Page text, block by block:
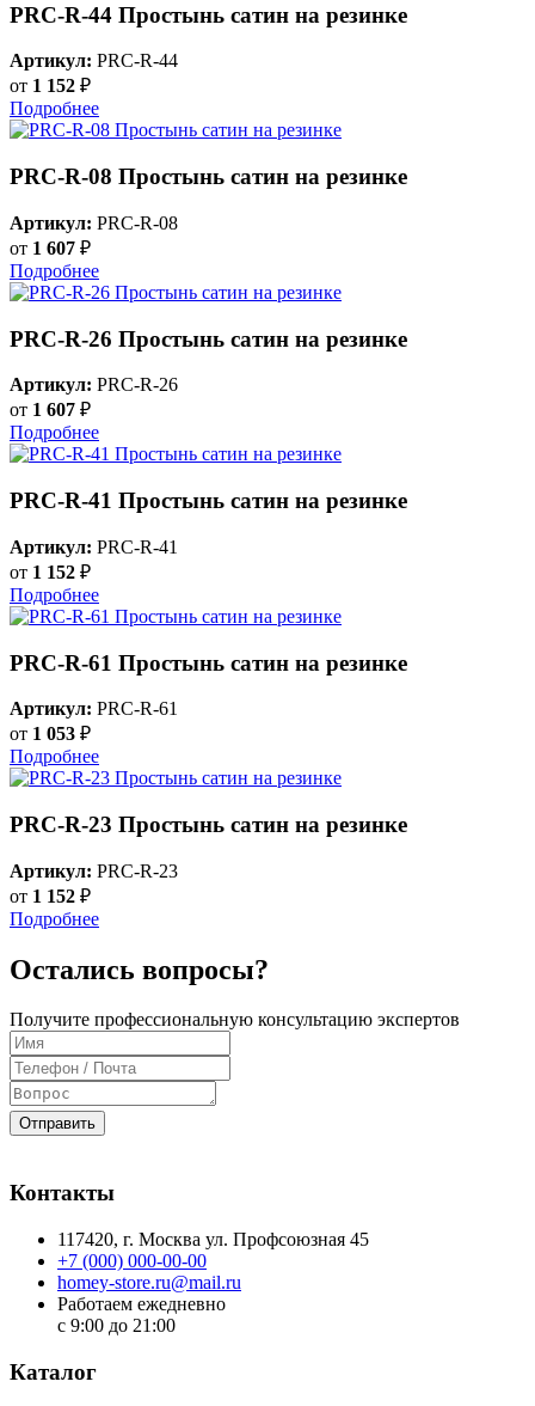
PRC-R-44 Простынь сатин на резинке
Артикул: PRC-R-44
от 1 152 ₽
Подробнее
PRC-R-08 Простынь сатин на резинке
Артикул: PRC-R-08
от 1 607 ₽
Подробнее
PRC-R-26 Простынь сатин на резинке
Артикул: PRC-R-26
от 1 607 ₽
Подробнее
PRC-R-41 Простынь сатин на резинке
Артикул: PRC-R-41
от 1 152 ₽
Подробнее
PRC-R-61 Простынь сатин на резинке
Артикул: PRC-R-61
от 1 053 ₽
Подробнее
PRC-R-23 Простынь сатин на резинке
Артикул: PRC-R-23
от 1 152 ₽
Подробнее
Остались вопросы?
Получите профессиональную консультацию экспертов
Отправить
Контакты
117420, г. Москва ул. Профсоюзная 45
+7 (000) 000-00-00
homey-store.ru@mail.ru
Работаем ежедневно
с 9:00 до 21:00
Каталог